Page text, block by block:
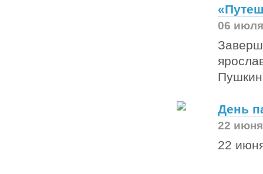
06
День
22
22